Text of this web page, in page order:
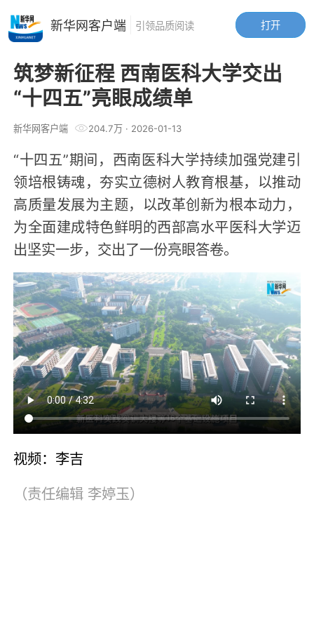
筑梦新征程 西南医科大学交出
“十四五”亮眼成绩单
新华网客户端 204.7万· 2026-01-13
“十四五”期间，西南医科大学持续加强党建引
领培根铸魂，夯实立德树人教育根基，以推动
高质量发展为主题，以改革创新为根本动力，
为全面建成特色鲜明的西部高水平医科大学迈
出坚实一步，交出了一份亮眼答卷。
视频：李吉
（责任编辑 李婷玉）
打开
新华网客户端 引领品质阅读